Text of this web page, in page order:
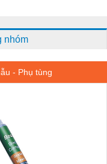
nhóm
- Phụ tùng